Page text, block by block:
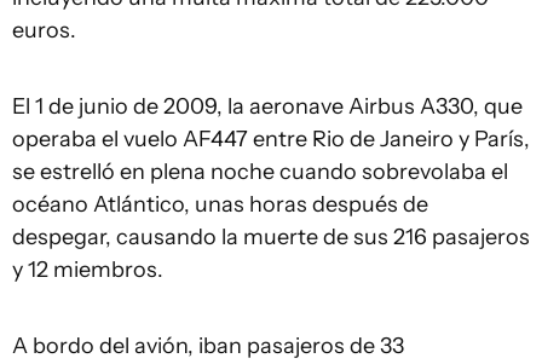
euros.
El 1 de junio de 2009, la aeronave Airbus A330, que
operaba el vuelo AF447 entre Rio de Janeiro y París,
se estrelló en plena noche cuando sobrevolaba el
océano Atlántico, unas horas después de
despegar, causando la muerte de sus 216 pasajeros
y 12 miembros.
A bordo del avión, iban pasajeros de 33